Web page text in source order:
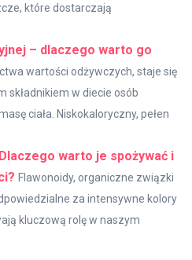
które dostarczają
– dlaczego warto go
wartości odżywczych, staje się
składnikiem w diecie osób
ciała. Niskokaloryczny, pełen
warto je spożywać i
Flawonoidy, organiczne związki
za intensywne kolory
kluczową rolę w naszym